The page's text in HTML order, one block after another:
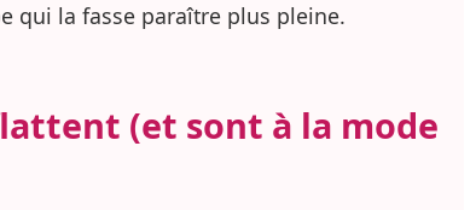
qui la fasse paraître plus pleine.
(et sont à la mode